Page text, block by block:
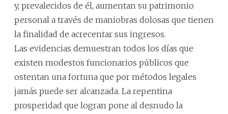
y, prevalecidos de él, aumentan su patrimonio
personal a través de maniobras dolosas que tienen
la finalidad de acrecentar sus ingresos.
Las evidencias demuestran todos los días que
existen modestos funcionarios públicos que
ostentan una fortuna que por métodos legales
jamás puede ser alcanzada. La repentina
prosperidad que logran pone al desnudo la